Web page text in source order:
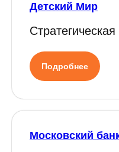
Детский Мир
Подробнее
Московский